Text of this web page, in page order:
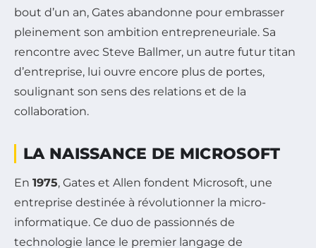
bout d’un an, Gates abandonne pour embrasser
pleinement son ambition entrepreneuriale. Sa
rencontre avec Steve Ballmer, un autre futur titan
d’entreprise, lui ouvre encore plus de portes,
soulignant son sens des relations et de la
collaboration.
LA NAISSANCE DE MICROSOFT
En 1975, Gates et Allen fondent Microsoft, une
entreprise destinée à révolutionner la micro-
informatique. Ce duo de passionnés de
technologie lance le premier langage de